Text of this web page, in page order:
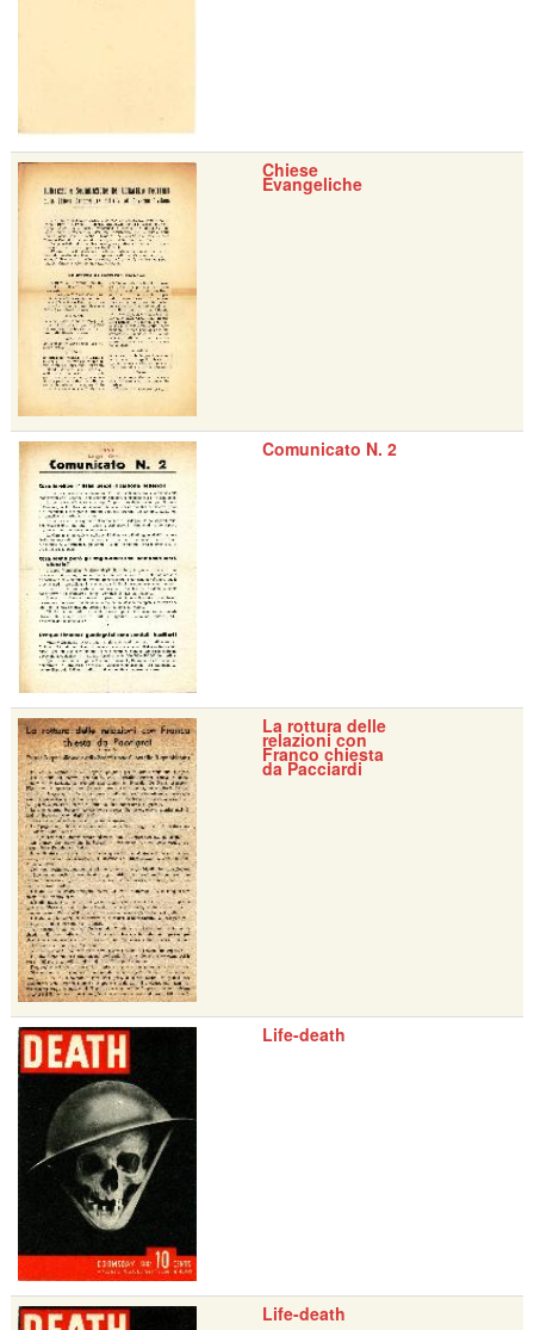
Chiese
Evangeliche
Comunicato N. 2
La rottura delle
relazioni con
Franco chiesta
da Pacciardi
Life-death
Life-death